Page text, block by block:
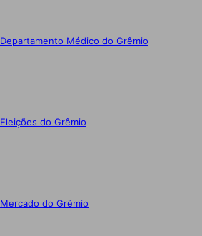
Departamento Médico do Grêmio
Eleições do Grêmio
Mercado do Grêmio